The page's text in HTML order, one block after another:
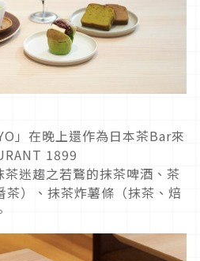
」在晚上還作為日本茶Bar來
1899
迷趨之若鶩的抹茶啤酒、茶
茶）、抹茶炸薯條（抹茶、焙